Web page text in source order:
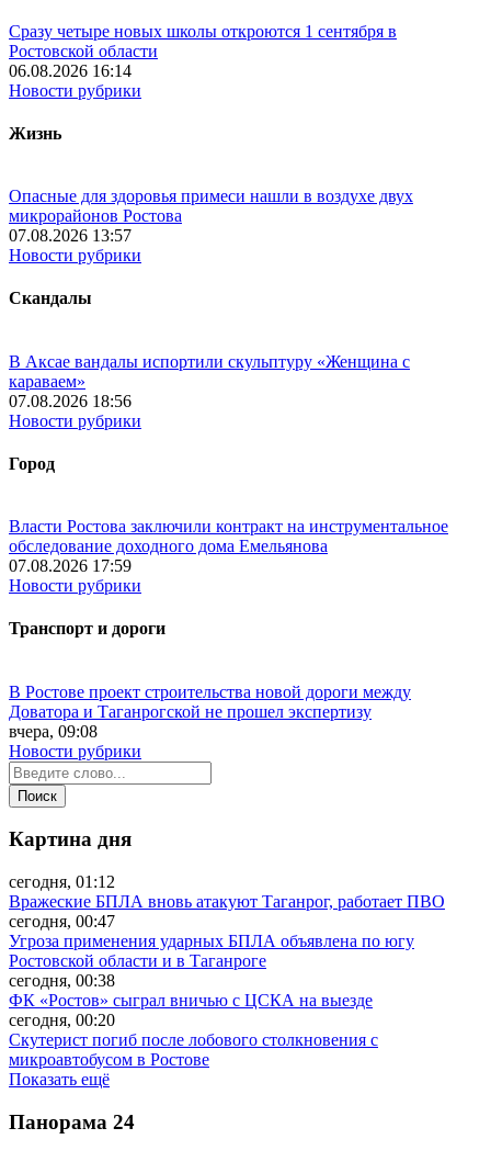
Сразу четыре новых школы откроются 1 сентября в
Ростовской области
06.08.2026 16:14
Новости рубрики
Жизнь
Опасные для здоровья примеси нашли в воздухе двух
микрорайонов Ростова
07.08.2026 13:57
Новости рубрики
Скандалы
В Аксае вандалы испортили скульптуру «Женщина с
караваем»
07.08.2026 18:56
Новости рубрики
Город
Власти Ростова заключили контракт на инструментальное
обследование доходного дома Емельянова
07.08.2026 17:59
Новости рубрики
Транспорт и дороги
В Ростове проект строительства новой дороги между
Доватора и Таганрогской не прошел экспертизу
вчера, 09:08
Новости рубрики
Картина дня
сегодня, 01:12
Вражеские БПЛА вновь атакуют Таганрог, работает ПВО
сегодня, 00:47
Угроза применения ударных БПЛА объявлена по югу
Ростовской области и в Таганроге
сегодня, 00:38
ФК «Ростов» сыграл вничью с ЦСКА на выезде
сегодня, 00:20
Скутерист погиб после лобового столкновения с
микроавтобусом в Ростове
Показать ещё
Панорама 24